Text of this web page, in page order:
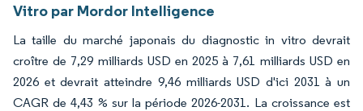
Vitro par Mordor Intelligence
La taille du marché japonais du diagnostic in vitro devrait
croître de 7,29 milliards USD en 2025 à 7,61 milliards USD en
2026 et devrait atteindre 9,46 milliards USD d'ici 2031 à un
CAGR de 4,43 % sur la période 2026-2031. La croissance est